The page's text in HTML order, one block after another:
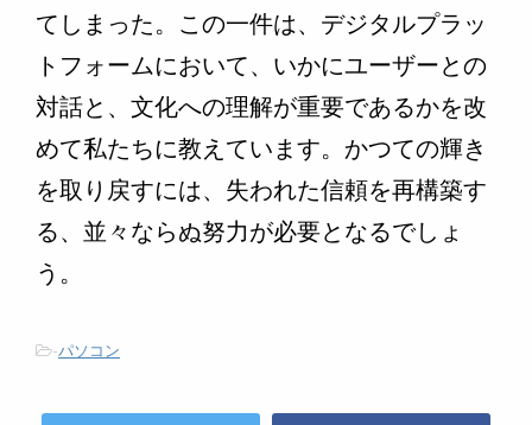
てしまった。この一件は、デジタルプラッ
トフォームにおいて、いかにユーザーとの
対話と、文化への理解が重要であるかを改
めて私たちに教えています。かつての輝き
を取り戻すには、失われた信頼を再構築す
る、並々ならぬ努力が必要となるでしょ
う。
-パソコン